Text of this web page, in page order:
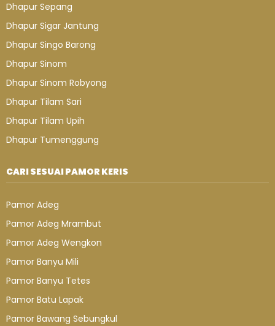
Dhapur Sepang
Dhapur Sigar Jantung
Dhapur Singo Barong
Dhapur Sinom
Dhapur Sinom Robyong
Dhapur Tilam Sari
Dhapur Tilam Upih
Dhapur Tumenggung
CARI SESUAI PAMOR KERIS
Pamor Adeg
Pamor Adeg Mrambut
Pamor Adeg Wengkon
Pamor Banyu Mili
Pamor Banyu Tetes
Pamor Batu Lapak
Pamor Bawang Sebungkul